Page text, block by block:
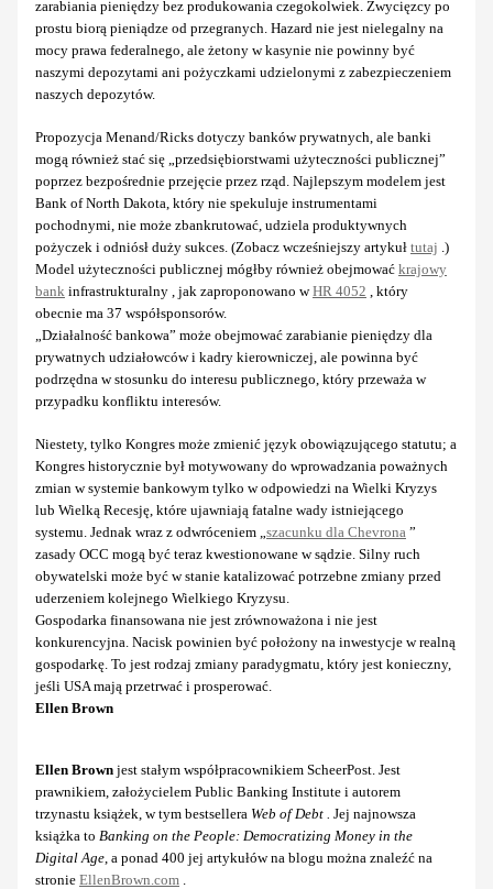
zarabiania pieniędzy bez produkowania czegokolwiek. Zwycięzcy po
prostu biorą pieniądze od przegranych. Hazard nie jest nielegalny na
mocy prawa federalnego, ale żetony w kasynie nie powinny być
naszymi depozytami ani pożyczkami udzielonymi z zabezpieczeniem
naszych depozytów.
Propozycja Menand/Ricks dotyczy banków prywatnych, ale banki
mogą również stać się „przedsiębiorstwami użyteczności publicznej”
poprzez bezpośrednie przejęcie przez rząd. Najlepszym modelem jest
Bank of North Dakota, który nie spekuluje instrumentami
pochodnymi, nie może zbankrutować, udziela produktywnych
pożyczek i odniósł duży sukces. (Zobacz wcześniejszy artykuł tutaj .)
Model użyteczności publicznej mógłby również obejmować krajowy
bank infrastrukturalny , jak zaproponowano wHR 4052 , który
obecnie ma 37 współsponsorów.
„Działalność bankowa” może obejmować zarabianie pieniędzy dla
prywatnych udziałowców i kadry kierowniczej, ale powinna być
podrzędna w stosunku do interesu publicznego, który przeważa w
przypadku konfliktu interesów.
Niestety, tylko Kongres może zmienić język obowiązującego statutu; a
Kongres historycznie był motywowany do wprowadzania poważnych
zmian w systemie bankowym tylko w odpowiedzi na Wielki Kryzys
lub Wielką Recesję, które ujawniają fatalne wady istniejącego
systemu. Jednak wraz z odwróceniem „ szacunku dla Chevrona ”
zasady OCC mogą być teraz kwestionowane w sądzie. Silny ruch
obywatelski może być w stanie katalizować potrzebne zmiany przed
uderzeniem kolejnego Wielkiego Kryzysu.
Gospodarka finansowana nie jest zrównoważona i nie jest
konkurencyjna. Nacisk powinien być położony na inwestycje w realną
gospodarkę. To jest rodzaj zmiany paradygmatu, który jest konieczny,
jeśli USA mają przetrwać i prosperować.
Ellen Brown
Ellen Brown jest stałym współpracownikiem ScheerPost. Jest
prawnikiem, założycielem Public Banking Institute i autorem
trzynastu książek, w tym bestsellera Web of Debt . Jej najnowsza
książka to Banking on the People: Democratizing Money in the
Digital Age , a ponad 400 jej artykułów na blogu można znaleźć na
stronie EllenBrown.com